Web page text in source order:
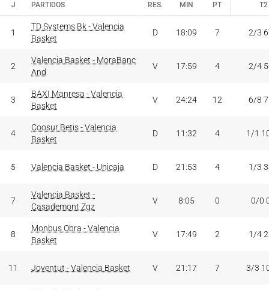
J PARTIDOS RES. MIN PT T2
PARTIDOS
1
TD Systems Bk - Valencia
Basket
D 18:09 7 2/3
2
Valencia Basket - MoraBanc
And
V 17:59 4 2/4
3
BAXI Manresa - Valencia
Basket
V 24:24 12 6/8
4
Coosur Betis - Valencia
Basket
D 11:32 4 1/1
5 Valencia Basket - Unicaja D 21:53 4 1/3
7
Valencia Basket -
Casademont Zgz
V 8:05 0 0/0
8
Monbus Obra - Valencia
Basket
V 17:49 2 1/4
11 Joventut - Valencia Basket V 21:17 7 3/3